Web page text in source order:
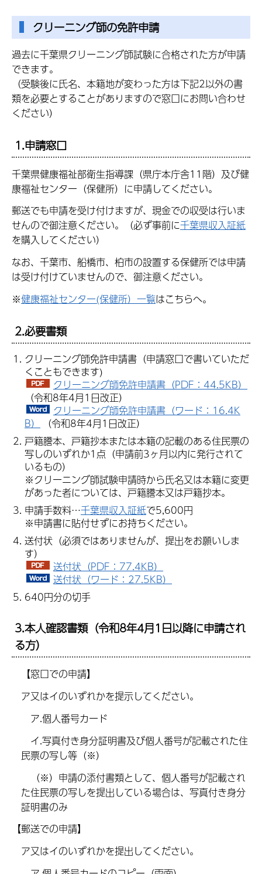
クリーニング師の免許申請
過去に千葉県クリーニング師試験に合格された方が申請
できます。
（受験後に氏名、本籍地が変わった方は下記2以外の書
類を必要とすることがありますので窓口にお問い合わせ
ください）
1.申請窓口
千葉県健康福祉部衛生指導課（県庁本庁舎11階）及び健
康福祉センター（保健所）に申請してください。
郵送でも申請を受け付けますが、現金での収受は行いま
せんので御注意ください。（必ず事前に千葉県収入証紙
を購入してください）
なお、千葉市、船橋市、柏市の設置する保健所では申請
は受け付けていませんので、御注意ください。
※健康福祉センター(保健所）一覧はこちらへ。
2.必要書類
クリーニング師免許申請書（申請窓口で書いていただ
くこともできます)
クリーニング師免許申請書（PDF：44.5KB）
（令和8年4月1日改正）
クリーニング師免許申請書（ワード：16.4K
B）
（令和8年4月1日改正）
戸籍謄本、戸籍抄本または本籍の記載のある住民票の
写しのいずれか1点（申請前3ヶ月以内に発行されて
いるもの）
※クリーニング師試験申請時から氏名又は本籍に変更
があった者については、戸籍謄本又は戸籍抄本。
申請手数料…千葉県収入証紙で5,600円
※申請書に貼付せずにお持ちください。
送付状（必須ではありませんが、提出をお願いしま
す）
送付状（PDF：77.4KB）
送付状（ワード：27.5KB）
640円分の切手
3.本人確認書類（令和8年4月1日以降に申請され
る方）
【窓口での申請】
ア又はイのいずれかを提示してください。
ア.個人番号カード
イ.写真付き身分証明書及び個人番号が記載された住
民票の写し等（※）
（※）申請の添付書類として、個人番号が記載され
た住民票の写しを提出している場合は、写真付き身分
証明書のみ
【郵送での申請】
ア又はイのいずれかを提出してください。